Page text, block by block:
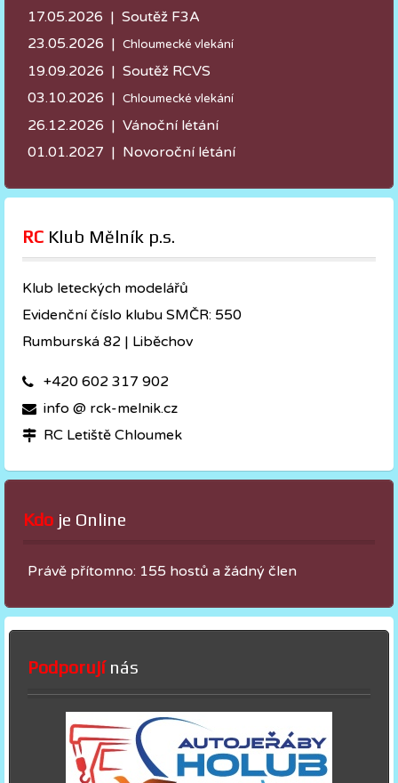
17.05.2026 | Soutěž F3A
23.05.2026 | Chloumecké vlekání
19.09.2026 | Soutěž RCVS
03.10.2026 | Chloumecké vlekání
26.12.2026 | Vánoční létání
01.01.2027 | Novoroční létání
RC Klub Mělník p.s.
Klub leteckých modelářů
Evidenční číslo klubu SMČR: 550
Rumburská 82 | Liběchov
+420 602 317 902
info @ rck-melnik.cz
RC Letiště Chloumek
Kdo je Online
Právě přítomno: 155 hostů a žádný člen
Podporujínás